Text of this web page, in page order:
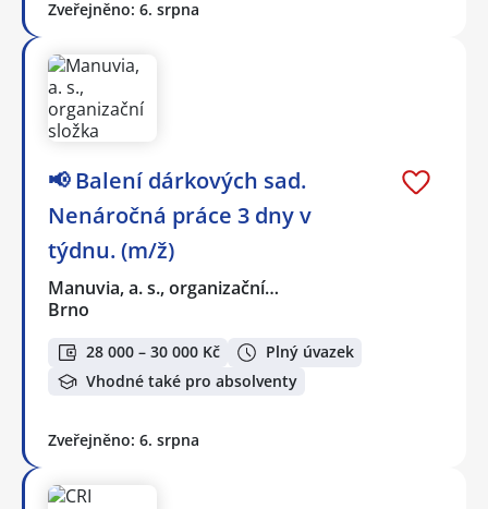
Zveřejněno: 6. srpna
📢 Balení dárkových sad.
Nenáročná práce 3 dny v
týdnu. (m/ž)
Manuvia, a. s., organizační…
Brno
28 000 – 30 000 Kč
Plný úvazek
Vhodné také pro absolventy
Zveřejněno: 6. srpna